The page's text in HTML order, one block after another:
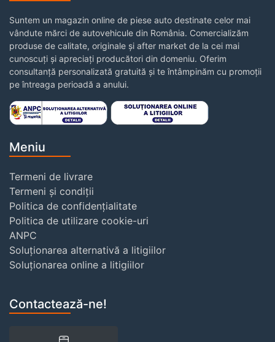
Suntem un magazin online de piese auto destinate celor mai
vândute mărci de autovehicule din România. Comercializăm
produse de calitate, originale și after market de la cei mai
cunoscuți și apreciați producători din domeniu. Oferim
consultanță personalizată gratuită și te întâmpinăm cu promoții
pe întreaga perioadă a anului.
Meniu
Termeni de livrare
Termeni și condiții
Politica de confidențialitate
Politica de utilizare cookie-uri
ANPC
Soluționarea alternativă a litigiilor
Soluționarea online a litigiilor
Contactează-ne!